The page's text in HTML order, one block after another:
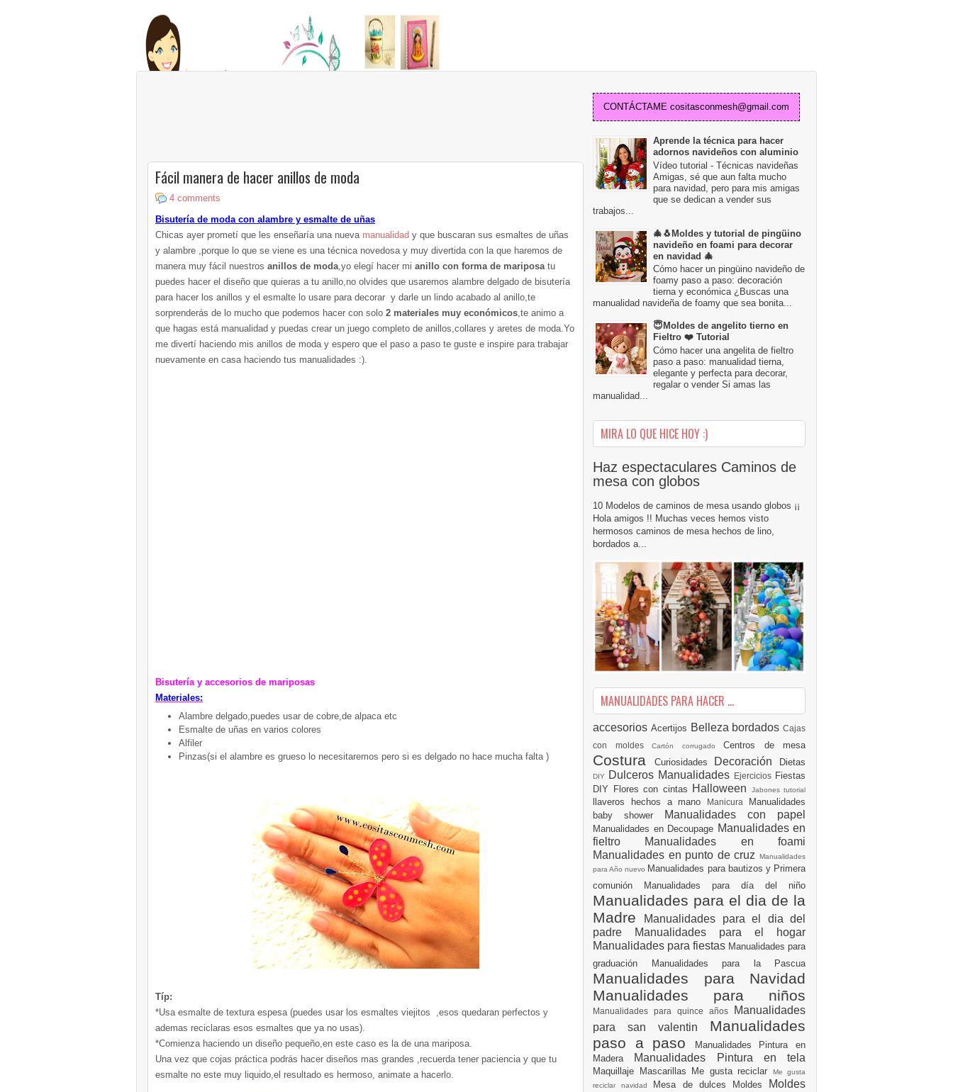
Fácil manera de hacer anillos de moda
4 comments
Bisutería de moda con alambre y esmalte de uñas
Chicas ayer prometí que les enseñaría una nueva manualidad y que buscaran sus esmaltes de uñas
y alambre ,porque lo que se viene es una técnica novedosa y muy divertida con la que haremos de
manera muy fácil nuestros anillos de moda,yo elegí hacer mi anillo con forma de mariposatu
puedes hacer el diseño que quieras a tu anillo,no olvides que usaremos alambre delgado de bisutería
para hacer los anillos y el esmalte lo usare para decorar y darle un lindo acabado al anillo,te
sorprenderás de lo mucho que podemos hacer con solo 2 materiales muy económicos,te animo a
que hagas está manualidad y puedas crear un juego completo de anillos,collares y aretes de moda.Yo
me divertí haciendo mis anillos de moda y espero que el paso a paso te guste e inspire para trabajar
nuevamente en casa haciendo tus manualidades :).
Bisutería y accesorios de mariposas
Materiales:
Alambre delgado,puedes usar de cobre,de alpaca etc
Esmalte de uñas en varios colores
Alfiler
Pinzas(si el alambre es grueso lo necesitaremos pero si es delgado no hace mucha falta )
Típ:
*Usa esmalte de textura espesa (puedes usar los esmaltes viejitos ,esos quedaran perfectos y
ademas reciclaras esos esmaltes que ya no usas).
*Comienza haciendo un diseño pequeño,en este caso es la de una mariposa.
Una vez que cojas práctica podrás hacer diseños mas grandes ,recuerda tener paciencia y que tu
esmalte no este muy liquido,el resultado es hermoso, animate a hacerlo.
CONTÁCTAME cositasconmesh@gmail.com
Aprende la técnica para hacer
adornos navideños con aluminio
Vídeo tutorial - Técnicas navideñas
Amigas, sé que aun falta mucho
para navidad, pero para mis amigas
que se dedican a vender sus
trabajos...
🎄🐧Moldes y tutorial de pingüino
navideño en foami para decorar
en navidad 🎄
Cómo hacer un pingüino navideño de
foamy paso a paso: decoración
tierna y económica ¿Buscas una
manualidad navideña de foamy que sea bonita...
😇Moldes de angelito tierno en
Fieltro ❤️ Tutorial
Cómo hacer una angelita de fieltro
paso a paso: manualidad tierna,
elegante y perfecta para decorar,
regalar o vender Si amas las
manualidad...
MIRA LO QUE HICE HOY :)
Haz espectaculares Caminos de
mesa con globos
10 Modelos de caminos de mesa usando globos ¡¡
Hola amigos !! Muchas veces hemos visto
hermosos caminos de mesa hechos de lino,
bordados a...
MANUALIDADES PARA HACER ...
accesorios Acertijos Belleza bordados Cajas
con moldes Cartón corrugado Centros de mesa
Costura Curiosidades Decoración Dietas
DIY Dulceros Manualidades Ejercicios Fiestas
DIY Flores con cintas Halloween Jabones tutorial
llaveros hechos a mano Manicura Manualidades
baby shower
Manualidades con papel
Manualidades en Decoupage Manualidades en
fieltro Manualidades en foami
Manualidades en punto de cruz
Manualidades
para Año nuevo Manualidades para bautizos y Primera
comunión Manualidades para día del niño
Manualidades para el dia de la
Madre
Manualidades para el dia del
padre
Manualidades para el hogar
Manualidades para fiestas Manualidades para
graduación Manualidades para la Pascua
Manualidades para Navidad
Manualidades para niños
Manualidades para quince años
Manualidades
para san valentin Manualidades
paso a paso
Manualidades Pintura en
Madera
Manualidades Pintura en tela
Maquillaje Mascarillas Me gusta reciclar
Me gusta
reciclar navidad Mesa de dulces Moldes
Moldes